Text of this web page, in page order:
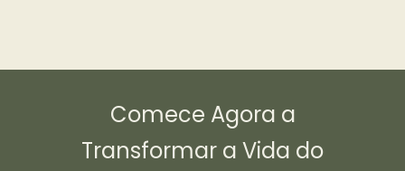
Comece Agora a
Transformar a Vida do